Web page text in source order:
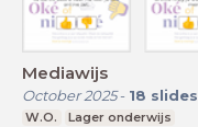
Mediawijs
October 2025- 18 slides
W.O. Lager onderwijs